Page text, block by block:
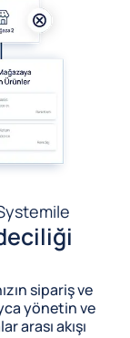
ile
sipariş ve
yönetin ve
arası akışı